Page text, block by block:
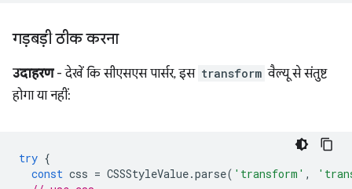
गड़बड़ी ठीक करना
उदाहरण- देखें कि सीएसएस पार्सर, इस transform वैल्यू से संतुष्ट
होगा या नहीं:
try {
const css = CSSStyleValue.parse( 'transform' ,